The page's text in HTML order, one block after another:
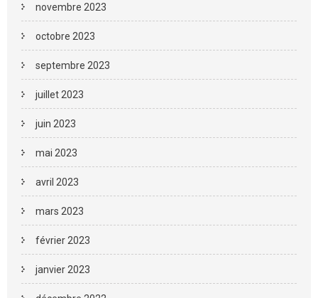
novembre 2023
octobre 2023
septembre 2023
juillet 2023
juin 2023
mai 2023
avril 2023
mars 2023
février 2023
janvier 2023